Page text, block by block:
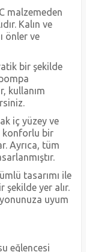
malzemeden
Kalın ve
önler ve
bir şekilde
kullanım
iç yüzey ve
konforlu bir
Ayrıca, tüm
tasarımı ile
şekilde yer alır.
uyum
eğlencesi